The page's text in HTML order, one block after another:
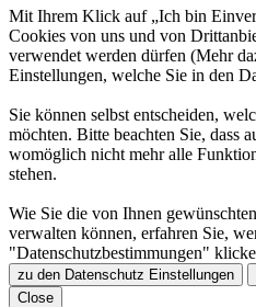
Mit Ihrem Klick auf „Ich bin
Cookies von uns und von
verwendet werden dürfen (Mehr
Einstellungen, welche Sie in den
Sie können selbst entscheiden,
möchten. Bitte beachten Sie, dass
womöglich nicht mehr alle
stehen.
Wie Sie die von Ihnen
verwalten können, erfahren Sie,
"Datenschutzbestimmungen"
zu den Datenschutz Einstellungen
Close